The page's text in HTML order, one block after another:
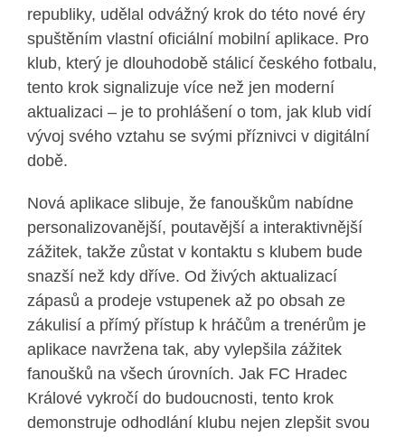
republiky, udělal odvážný krok do této nové éry
spuštěním vlastní oficiální mobilní aplikace. Pro
klub, který je dlouhodobě stálicí českého fotbalu,
tento krok signalizuje více než jen moderní
aktualizaci – je to prohlášení o tom, jak klub vidí
vývoj svého vztahu se svými příznivci v digitální
době.
Nová aplikace slibuje, že fanouškům nabídne
personalizovanější, poutavější a interaktivnější
zážitek, takže zůstat v kontaktu s klubem bude
snazší než kdy dříve. Od živých aktualizací
zápasů a prodeje vstupenek až po obsah ze
zákulisí a přímý přístup k hráčům a trenérům je
aplikace navržena tak, aby vylepšila zážitek
fanoušků na všech úrovních. Jak FC Hradec
Králové vykročí do budoucnosti, tento krok
demonstruje odhodlání klubu nejen zlepšit svou